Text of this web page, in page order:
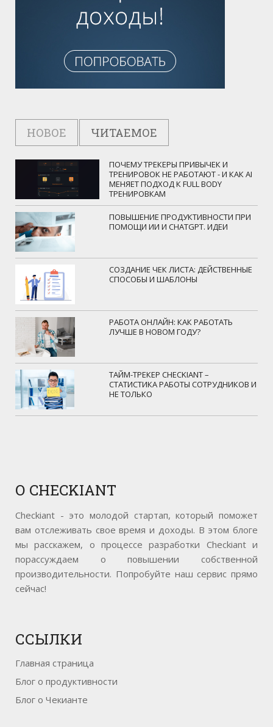
НОВОЕ ЧИТАЕМОЕ
ПОЧЕМУ ТРЕКЕРЫ ПРИВЫЧЕК И
ТРЕНИРОВОК НЕ РАБОТАЮТ - И КАК AI
МЕНЯЕТ ПОДХОД К FULL BODY
ТРЕНИРОВКАМ
ПОВЫШЕНИЕ ПРОДУКТИВНОСТИ ПРИ
ПОМОЩИ ИИ И CHATGPT. ИДЕИ
СОЗДАНИЕ ЧЕК ЛИСТА: ДЕЙСТВЕННЫЕ
СПОСОБЫ И ШАБЛОНЫ
РАБОТА ОНЛАЙН: КАК РАБОТАТЬ
ЛУЧШЕ В НОВОМ ГОДУ?
ТАЙМ-ТРЕКЕР CHECKIANT –
СТАТИСТИКА РАБОТЫ СОТРУДНИКОВ И
НЕ ТОЛЬКО
О CHECKIANT
Checkiant - это молодой стартап, который поможет
вам отслеживать свое время и доходы. В этом блоге
мы расскажем, о процессе разработки Checkiant и
порассуждаем о повышении собственной
производительности. Попробуйте наш сервис прямо
сейчас!
ССЫЛКИ
Главная страница
Блог о продуктивности
Блог о Чекианте